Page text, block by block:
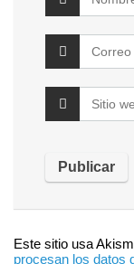
Este sitio usa
procesan los datos